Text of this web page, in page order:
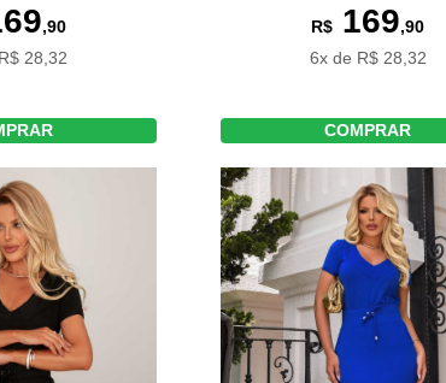
,90
28,32
R$ 169,90
6x de R$ 28,32
COMPRAR